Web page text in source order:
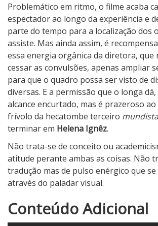
Problemático em ritmo, o filme acaba
espectador ao longo da experiência e
parte do tempo para a localização dos
assiste. Mas ainda assim, é
essa energia orgânica da diretora, que
cessar as convulsões, apenas ampliar
para que o quadro possa ser visto de
diversas. E a permissão que o longa
alcance encurtado, mas é prazeroso
frívolo da hecatombe terceiro mundista
terminar em Helena Ignêz.
Não trata-se de conceito ou
atitude perante ambas as coisas. Não
tradução mas de pulso enérgico que
através do paladar visual.
N
Conteúdo Adicional